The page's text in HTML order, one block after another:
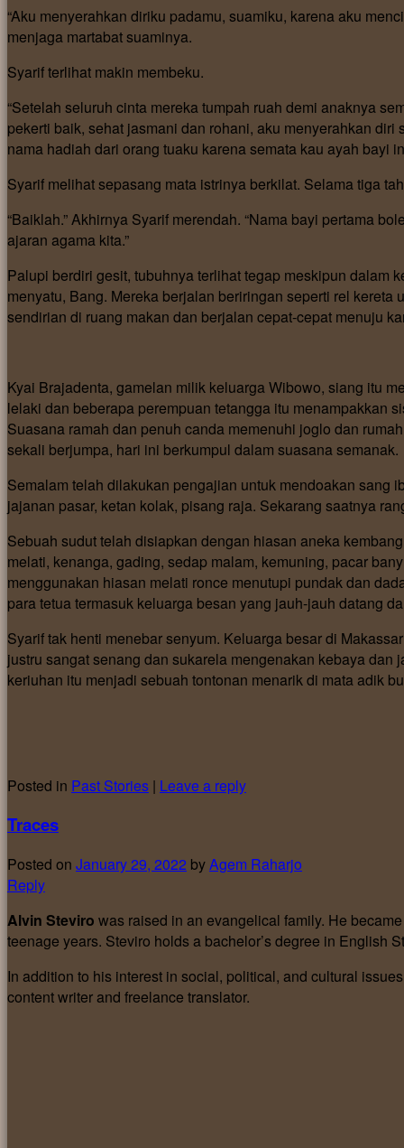
“Aku menyerahkan diriku padamu, suamiku, karena aku
menjaga martabat suaminya.
Syarif terlihat makin membeku.
“Setelah seluruh cinta mereka tumpah ruah demi anaknya
pekerti baik, sehat jasmani dan rohani, aku menyerahkan
nama hadiah dari orang tuaku karena semata kau ayah bayi
Syarif melihat sepasang mata istrinya berkilat. Selama tiga
“Baiklah.” Akhirnya Syarif merendah. “Nama bayi pertama
ajaran agama kita.”
Palupi berdiri gesit, tubuhnya terlihat tegap meskipun dalam
menyatu, Bang. Mereka berjalan beriringan seperti rel
sendirian di ruang makan dan berjalan cepat-cepat menuju
Kyai Brajadenta, gamelan milik keluarga Wibowo, siang itu
lelaki dan beberapa perempuan tetangga itu menampakkan
Suasana ramah dan penuh canda memenuhi joglo dan
sekali berjumpa, hari ini berkumpul dalam suasana semanak.
Semalam telah dilakukan pengajian untuk mendoakan sang
jajanan pasar, ketan kolak, pisang raja. Sekarang saatnya
Sebuah sudut telah disiapkan dengan hiasan aneka
melati, kenanga, gading, sedap malam, kemuning, pacar
menggunakan hiasan melati ronce menutupi pundak dan
para tetua termasuk keluarga besan yang jauh-jauh datang
Syarif tak henti menebar senyum. Keluarga besar di
justru sangat senang dan sukarela mengenakan kebaya
keriuhan itu menjadi sebuah tontonan menarik di mata adik
Posted in Past Stories | Leave a reply
Traces
Posted on January 29, 2022 byAgem Raharjo
Reply
Alvin Steviro was raised in an evangelical family. He
teenage years. Steviro holds a bachelor’s degree in English
In addition to his interest in social, political, and cultural
content writer and freelance translator.